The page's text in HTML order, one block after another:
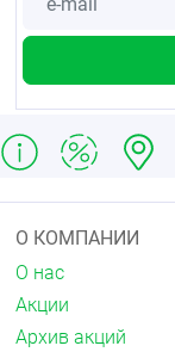
О КОМПАНИИ
О нас
Акции
Архив акций